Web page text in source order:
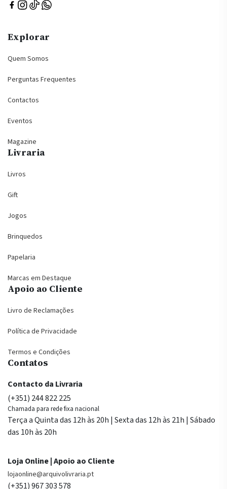
Explorar
Quem Somos
Perguntas Frequentes
Contactos
Eventos
Magazine
Livraria
Livros
Gift
Jogos
Brinquedos
Papelaria
Marcas em Destaque
Apoio ao Cliente
Livro de Reclamações
Política de Privacidade
Termos e Condições
Contatos
Contacto da Livraria
(+351) 244 822 225
Chamada para rede fixa nacional
Terça a Quinta das 12h às 20h | Sexta das 12h às 21h | Sábado
das 10h às 20h
Loja Online | Apoio ao Cliente
lojaonline@arquivolivraria.pt
(+351) 967 303 578